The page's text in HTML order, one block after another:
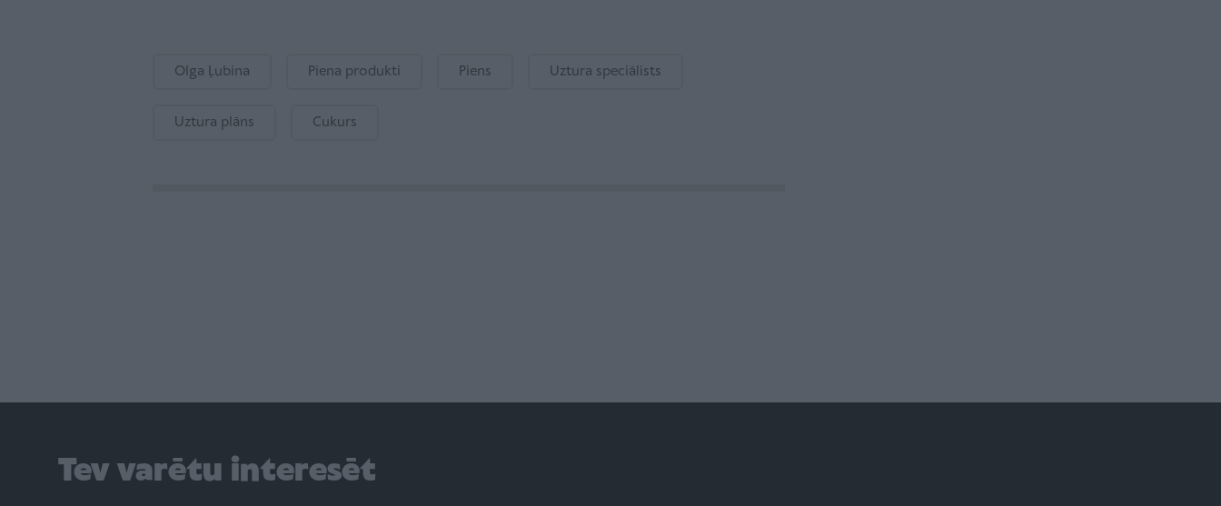
Olga Ļubina Piena produkti Piens Uztura speciālists
Uztura plāns Cukurs
Tev varētu interesēt